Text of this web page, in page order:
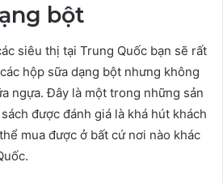
bột
siêu thị tại Trung Quốc bạn sẽ rất
hộp sữa dạng bột nhưng không
ngựa. Đây là một trong những sản
được đánh giá là khá hút khách
mua được ở bất cứ nơi nào khác